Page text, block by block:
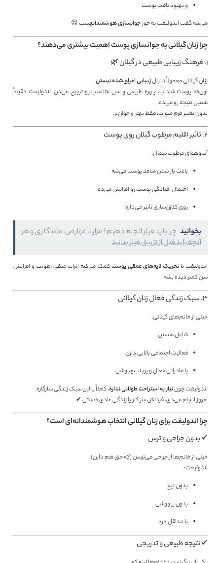
و بهبود بافت پوست
می‌شه گفت اندولیفت یه جورجوانسازی هوشمندانهست 😌
چرا زنان گیلانی به جوانسازی پوست اهمیت بیشتری می‌دهند؟
1. فرهنگ زیبایی طبیعی در گیلان 🌿
زنان گیلانی معمولاً دنبالزیبایی اغراق‌شده نیستن.
اون‌ها پوست شاداب، چهره طبیعی و سن متناسب رو ترجیح می‌دن. اندولیفت دقیقاً
همین نتیجه رو می‌ده؛
بدون تغییر فرم صورت، فقط بهتر و جوان‌تر.
2. تأثیر اقلیم مرطوب گیلان روی پوست
آب‌وهوای مرطوب شمال:
باعث باز شدن منافذ پوست می‌شه
احتمال افتادگی پوست رو افزایش می‌ده
روی کلاژن‌سازی تأثیر می‌ذاره
بخوانید چرا باید فیلر انجام دهیم؟ مزایا، عوارض، ماندگاری و هر
آنچه باید قبل از تزریق فیلر بدانید
اندولیفت باتحریک لایه‌های عمقی پوستکمک می‌کنه اثرات منفی رطوبت و افزایش
سن کمتر دیده بشه.
3. سبک زندگی فعال زنان گیلانی
خیلی از خانم‌های گیلانی:
شاغل هستن
فعالیت اجتماعی بالایی دارن
یا مادرانی فعال و پرجنب‌وجوشن
اندولیفت چوننیاز به استراحت طولانی نداره، کاملاً با این سبک زندگی سازگاره.
امروز انجام می‌دی، فرداش سر کار یا زندگی عادی هستی ✔
چرا اندولیفت برای زنان گیلانی انتخاب هوشمندانه‌ای است؟
✔ بدون جراحی و ترس
خیلی از خانم‌ها از جراحی می‌ترسن (که حق هم دارن).
اندولیفت:
بدون تیغ
بدون بیهوشی
با حداقل درد
✔ نتیجه طبیعی و تدریجی